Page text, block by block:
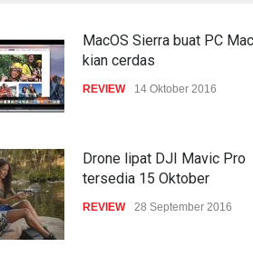
pandangan mata
TECH SPEC
gencar
COMPUTING & SOFTWARE
MacOS Sierra buat PC Mac
kian cerdas
REVIEW 14 Oktober 2016
Drone lipat DJI Mavic Pro
tersedia 15 Oktober
REVIEW 28 September 2016